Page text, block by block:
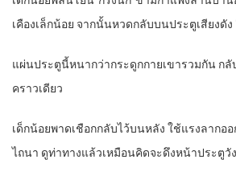
เคืองเล็กน้อย จากนั้นหวดกลับบนประตูเสียงดัง
แผ่นประตูนี้หนากว่ากระดูกกายเขารวมกัน กลั
คราวเดียว
เด็กน้อยพาดเชือกกลับไว้บนหลัง ใช้แรงลากออ
ไถนา ดูท่าทางแล้วเหมือนคิดจะดึงหน้าประตู